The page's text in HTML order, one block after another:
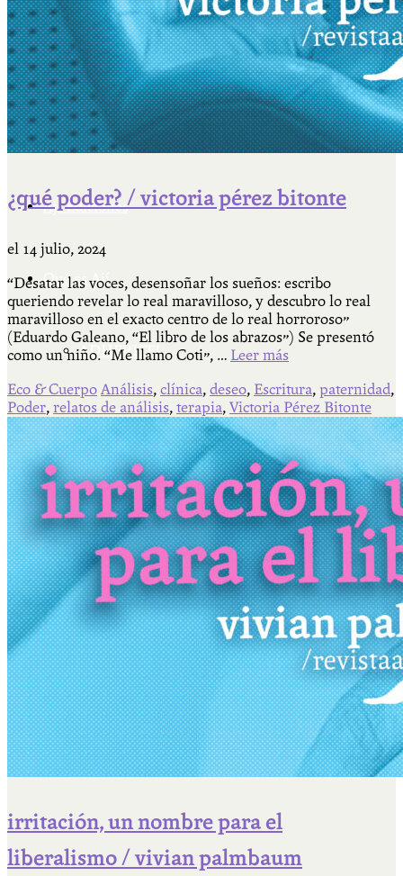
Cátedra Bailable 2018
Más
Ají Ediciones
Qué es Ají
ADHERITE!
Qué es Ají
Staff
¿qué poder? / victoria pérez bitonte
el 14 julio, 2024
“Desatar las voces, desensoñar los sueños: escribo
queriendo revelar lo real maravilloso, y descubro lo real
maravilloso en el exacto centro de lo real horroroso”
(Eduardo Galeano, “El libro de los abrazos”) Se presentó
como un niño. “Me llamo Coti”, … Leer más
Eco & Cuerpo Análisis, clínica, deseo, Escritura, paternidad,
Poder, relatos de análisis, terapia, Victoria Pérez Bitonte
irritación, un nombre para el
liberalismo / vivian palmbaum